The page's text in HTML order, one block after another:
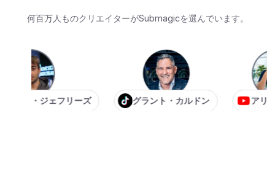
何百万人ものクリエイターがSubmagicを選んでいます。
・ジェフリーズ グラント・カルドン アリ・アブ